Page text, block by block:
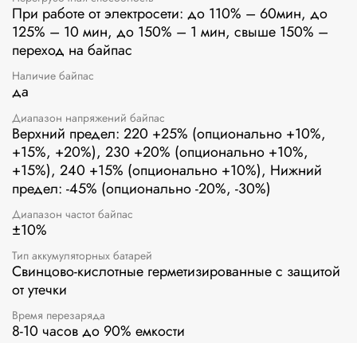
При работе от электросети: до 110% – 60мин, до
125% – 10 мин, до 150% – 1 мин, свыше 150% –
переход на байпас
Наличие байпас
да
Диапазон напряжений байпас
Верхний предел: 220 +25% (опционально +10%,
+15%, +20%), 230 +20% (опционально +10%,
+15%), 240 +15% (опционально +10%), Нижний
предел: -45% (опционально -20%, -30%)
Диапазон частот байпас
±10%
Тип аккумуляторных батарей
Свинцово-кислотные герметизированные с защитой
от утечки
Время перезаряда
8-10 часов до 90% емкости